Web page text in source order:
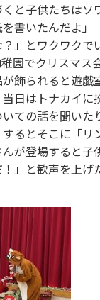
と子供たちはソ
を書いたんだよ
」とワクワクで
園でクリスマス
飾られると遊戯
日はトナカイに
ての話を聞いた
るとそこに「
が登場すると子
」と歓声を上げ